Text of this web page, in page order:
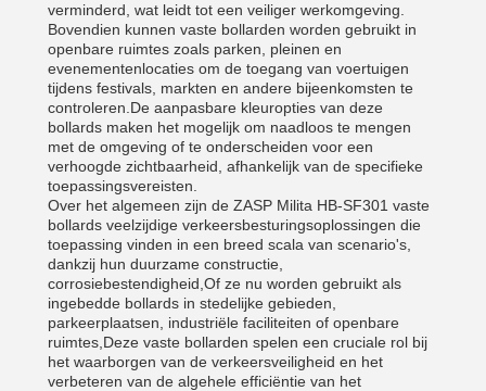
verminderd, wat leidt tot een veiliger werkomgeving.
Bovendien kunnen vaste bollarden worden gebruikt in
openbare ruimtes zoals parken, pleinen en
evenementenlocaties om de toegang van voertuigen
tijdens festivals, markten en andere bijeenkomsten te
controleren.De aanpasbare kleuropties van deze
bollards maken het mogelijk om naadloos te mengen
met de omgeving of te onderscheiden voor een
verhoogde zichtbaarheid, afhankelijk van de specifieke
toepassingsvereisten.
Over het algemeen zijn de ZASP Milita HB-SF301 vaste
bollards veelzijdige verkeersbesturingsoplossingen die
toepassing vinden in een breed scala van scenario's,
dankzij hun duurzame constructie,
corrosiebestendigheid,Of ze nu worden gebruikt als
ingebedde bollards in stedelijke gebieden,
parkeerplaatsen, industriële faciliteiten of openbare
ruimtes,Deze vaste bollarden spelen een cruciale rol bij
het waarborgen van de verkeersveiligheid en het
verbeteren van de algehele efficiëntie van het